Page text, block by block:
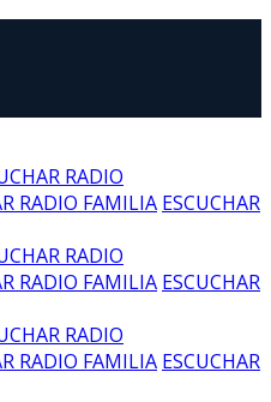
RADIO
RADIO FAMILIA ESCUCHAR
RADIO
RADIO FAMILIA ESCUCHAR
RADIO
RADIO FAMILIA ESCUCHAR